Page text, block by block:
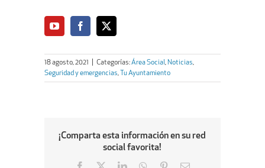
18 agosto, 2021 Categorías:Área Social, Noticias,
Seguridad y emergencias, Tu Ayuntamiento
¡Comparta esta información en su red
social favorita!
Facebook
LinkedInWhatsApp
PinterestEmail